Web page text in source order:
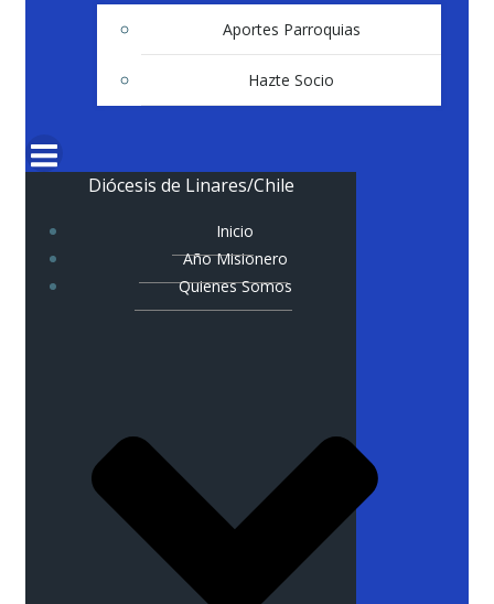
Aportes Parroquias
Hazte Socio
Diócesis de Linares/Chile
Inicio
Año Misionero
Quienes Somos